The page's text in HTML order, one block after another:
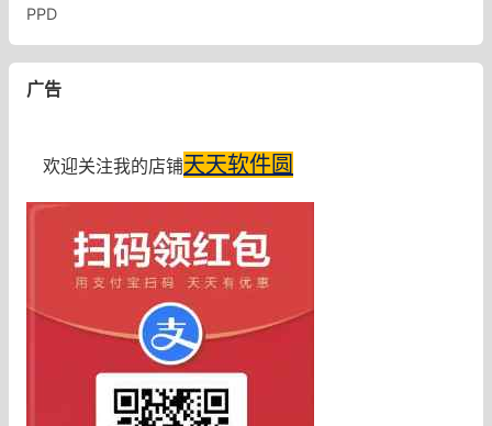
PPD
广告
欢迎关注我的店铺天天软件圆